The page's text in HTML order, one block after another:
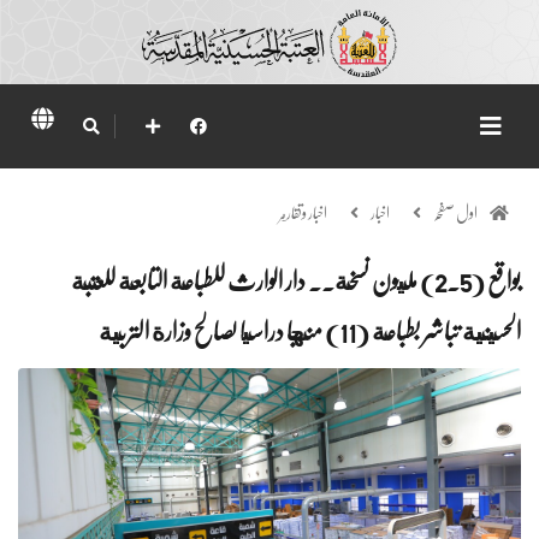
اول صفحہ اخبار اخبار وتقارير
بواقع (2.5) مليون نسخة.. دار الوارث للطباعة التابعة للعتبة
الحسينية تباشر بطباعة (11) منهجا دراسيا لصالح وزارة التربية